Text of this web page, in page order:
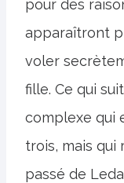
pour des
apparaîtront
voler
fille. Ce qui
complexe qui
trois, mais
passé de